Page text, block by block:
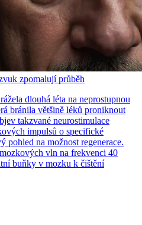
zpomalují průběh
dlouhá léta na neprostupnou
bránila většině léků proniknout
takzvané neurostimulace
impulsů o specifické
pohled na možnost regenerace.
vln na frekvenci 40
buňky v mozku k čištění